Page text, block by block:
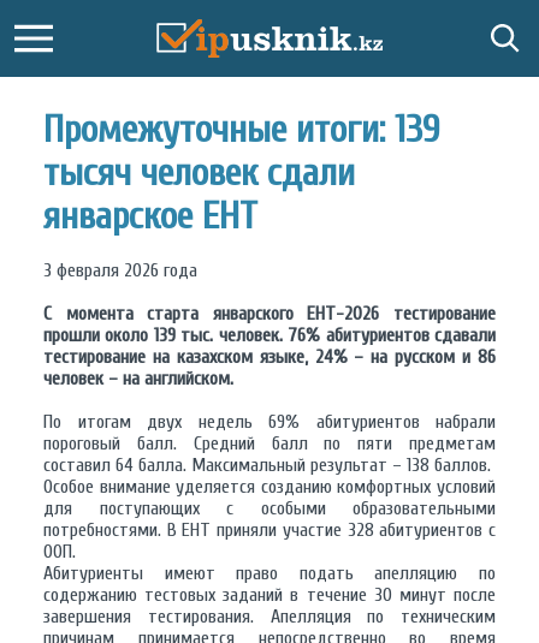
Промежуточные итоги: 139
тысяч человек сдали
январское ЕНТ
3 февраля 2026 года
С момента старта январского ЕНТ-2026 тестирование
прошли около 139 тыс. человек. 76% абитуриентов сдавали
тестирование на казахском языке, 24% – на русском и 86
человек – на английском.
По итогам двух недель 69% абитуриентов набрали
пороговый балл. Средний балл по пяти предметам
составил 64 балла. Максимальный результат – 138 баллов.
Особое внимание уделяется созданию комфортных условий
для поступающих с особыми образовательными
потребностями. В ЕНТ приняли участие 328 абитуриентов с
ООП.
Абитуриенты имеют право подать апелляцию по
содержанию тестовых заданий в течение 30 минут после
завершения тестирования. Апелляция по техническим
причинам принимается непосредственно во время